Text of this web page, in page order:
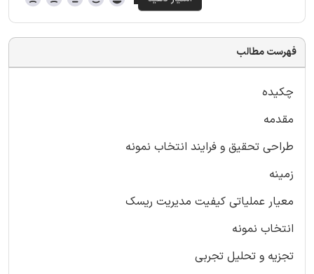
فهرست مطالب
چکیده
مقدمه
طراحی تحقیق و فرایند انتخاب نمونه
زمینه
معیار عملیاتی کیفیت مدیریت ریسک
انتخاب نمونه
تجزیه و تحلیل تجربی